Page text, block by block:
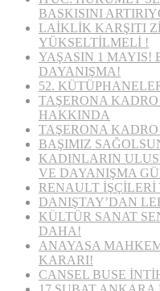
BASKISINI
LAİKLİK KARŞITI
YÜKSELTİLMELİ !
YAŞASIN 1 MAYIS!
DAYANIŞMA!
52.
TAŞERONA
HAKKINDA
TAŞERONA
BAŞIMIZ
KADINLARIN
VE DAYANIŞMA
RENAULT
DANIŞTAY’DAN
KÜLTÜR SANAT
DAHA!
ANAYASA
KARARI!
CANSEL BUSE